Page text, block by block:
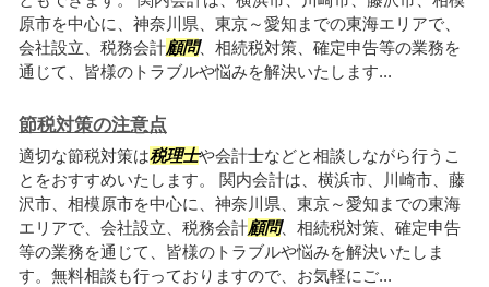
原市を中心に、神奈川県、東京～愛知までの東海エリアで、
会社設立、税務会計顧問、相続税対策、確定申告等の業務を
通じて、皆様のトラブルや悩みを解決いたします...
節税対策の注意点
適切な節税対策は税理士や会計士などと相談しながら行うこ
とをおすすめいたします。 関内会計は、横浜市、川崎市、藤
沢市、相模原市を中心に、神奈川県、東京～愛知までの東海
エリアで、会社設立、税務会計顧問、相続税対策、確定申告
等の業務を通じて、皆様のトラブルや悩みを解決いたしま
す。無料相談も行っておりますので、お気軽にご...